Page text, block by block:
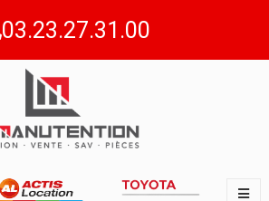
03.23.27.31.00